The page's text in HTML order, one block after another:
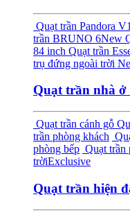
Quạt trần Pandora
trần BRUNO 6New
84 inch Quạt trần
trụ đứng ngoài trời
Quạt trần nhà ở
Quạt trần cánh gỗ
trần phòng khách
phòng bếp Quạt trần
trờiExclusive
Quạt trần hiện